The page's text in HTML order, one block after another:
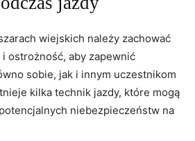
wiejskich należy zachować⁢
ostrożność, aby zapewnić
sobie, jak i⁤ innym uczestnikom
kilka technik⁣ jazdy,⁤ które mogą
niebezpieczeństw na